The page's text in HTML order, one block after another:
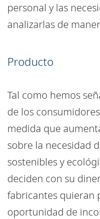
personal y las
analizarlas de
Producto
Tal como hemos
de los
medida que
sobre la necesidad
sostenibles y
deciden con su
fabricantes quieran
oportunidad de